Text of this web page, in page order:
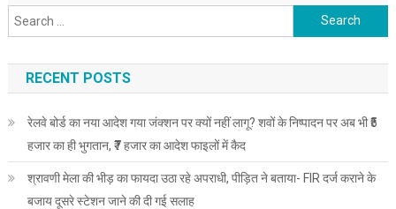
Search
for:
RECENT POSTS
रेलवे बोर्ड का नया आदेश गया जंक्शन पर क्यों नहीं लागू? शवों के निष्पादन पर अब भी ₹5
हजार का ही भुगतान, ₹7 हजार का आदेश फाइलों में कैद
श्रावणी मेला की भीड़ का फायदा उठा रहे अपराधी, पीड़ित ने बताया- FIR दर्ज कराने के
बजाय दूसरे स्टेशन जाने की दी गई सलाह